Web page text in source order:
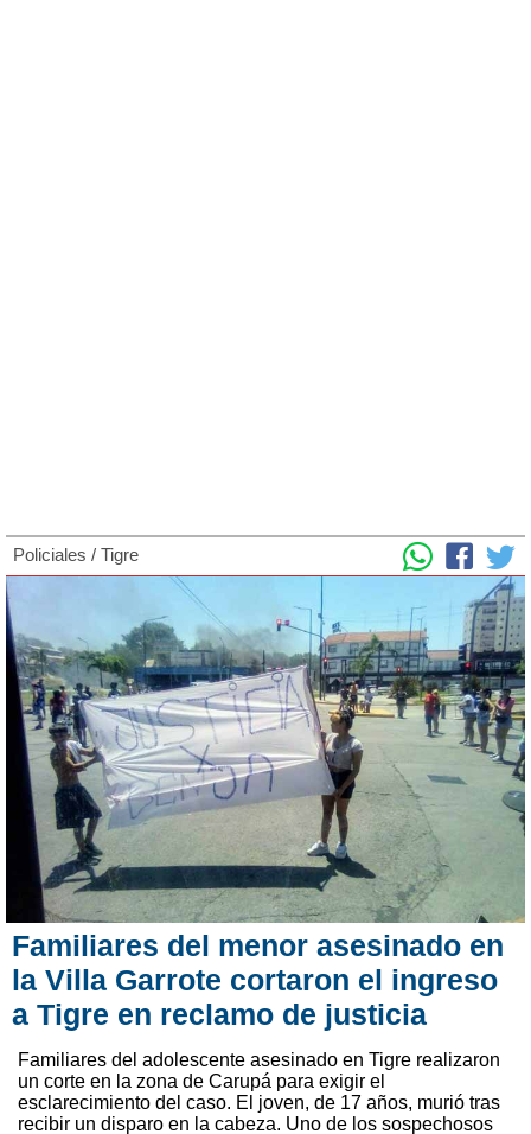
Policiales / Tigre
Familiares del menor asesinado en
la Villa Garrote cortaron el ingreso
a Tigre en reclamo de justicia
Familiares del adolescente asesinado en Tigre realizaron
un corte en la zona de Carupá para exigir el
esclarecimiento del caso. El joven, de 17 años, murió tras
recibir un disparo en la cabeza. Uno de los sospechosos